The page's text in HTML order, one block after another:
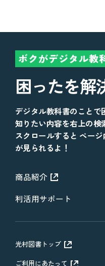
ボクがデジタル教
困ったを解
デジタル教科書のことで
知りたい内容を右上の検
スクロールすると ペー
が見られるよ！
商品紹介
利活用サポート
光村図書トップ
ご利用にあたって